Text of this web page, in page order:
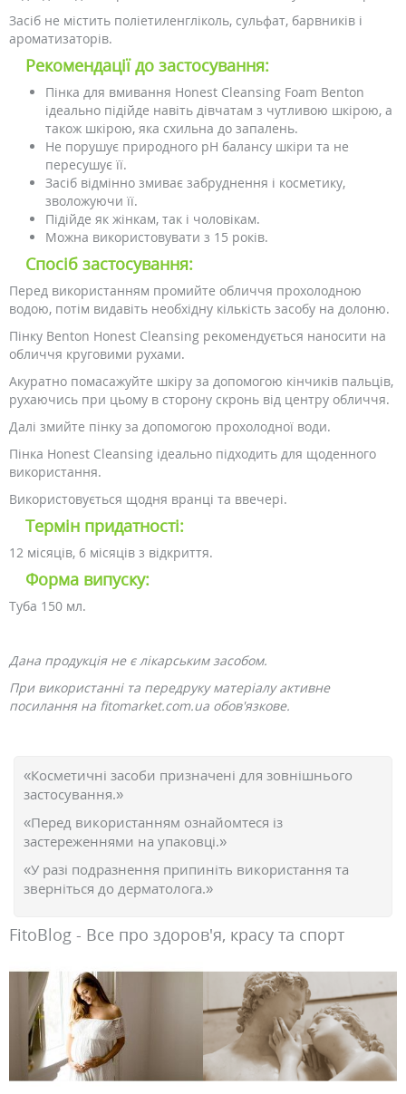
Засіб не містить поліетиленгліколь, сульфат, барвників і
ароматизаторів.
Рекомендації до застосування:
Пінка для вмивання Honest Cleansing Foam Benton
ідеально підійде навіть дівчатам з чутливою шкірою, а
також шкірою, яка схильна до запалень.
Не порушує природного pH балансу шкіри та не
пересушує її.
Засіб відмінно змиває забруднення і косметику,
зволожуючи її.
Підійде як жінкам, так і чоловікам.
Можна використовувати з 15 років.
Спосіб застосування:
Перед використанням промийте обличчя прохолодною
водою, потім видавіть необхідну кількість засобу на долоню.
Пінку Benton Honest Cleansing рекомендується наносити на
обличчя круговими рухами.
Акуратно помасажуйте шкіру за допомогою кінчиків пальців,
рухаючись при цьому в сторону скронь від центру обличчя.
Далі змийте пінку за допомогою прохолодної води.
Пінка Honest Cleansing ідеально підходить для щоденного
використання.
Використовується щодня вранці та ввечері.
Термін придатності:
12 місяців, 6 місяців з відкриття.
Форма випуску:
Туба 150 мл.
Дана продукція не є лікарським засобом.
При використанні та передруку матеріалу активне
посилання на fitomarket.com.ua обов'язкове.
«Косметичні засоби призначені для зовнішнього
застосування.»
«Перед використанням ознайомтеся із
застереженнями на упаковці.»
«У разі подразнення припиніть використання та
зверніться до дерматолога.»
FitoBlog - Все про здоров'я, красу та спорт